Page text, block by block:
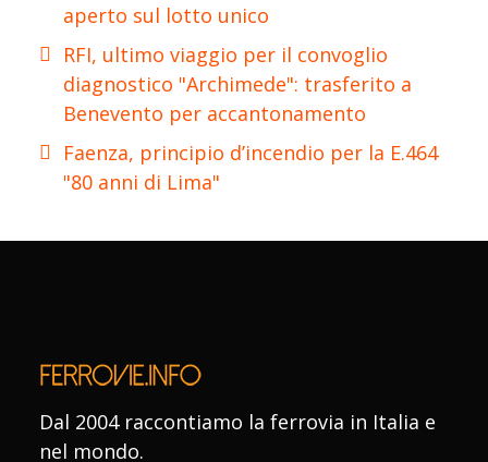
aperto sul lotto unico
RFI, ultimo viaggio per il convoglio
diagnostico "Archimede": trasferito a
Benevento per accantonamento
Faenza, principio d’incendio per la E.464
"80 anni di Lima"
Dal 2004 raccontiamo la ferrovia in Italia e
nel mondo.